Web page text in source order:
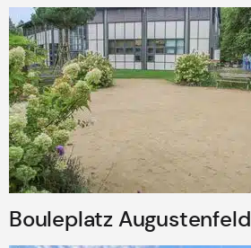
Bouleplatz Augustenfeld